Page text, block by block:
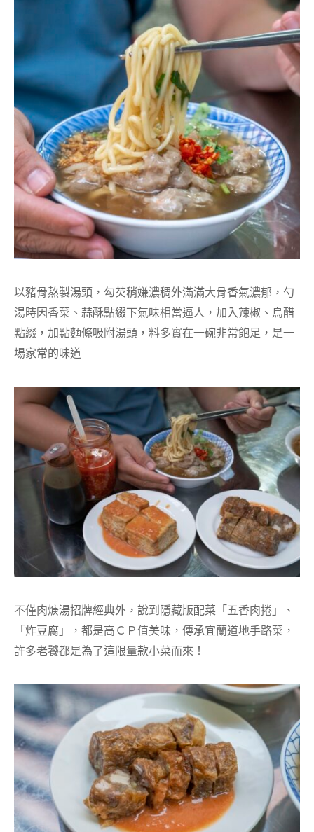
以豬骨熬製湯頭，勾芡稍嫌濃稠外滿滿大骨香氣濃郁，勺
湯時因香菜、蒜酥點綴下氣味相當逼人，加入辣椒、烏醋
點綴，加點麵條吸附湯頭，料多實在一碗非常飽足，是一
場家常的味道
不僅肉焿湯招牌經典外，說到隱藏版配菜「五香肉捲」、
「炸豆腐」，都是高ＣＰ值美味，傳承宜蘭道地手路菜，
許多老饕都是為了這限量款小菜而來！